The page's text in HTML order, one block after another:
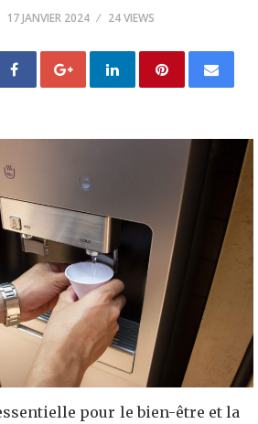
17 JANVIER 2024 24 VIEWS
pour le bien-être et la